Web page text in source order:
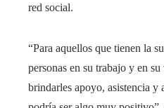
red social.
“Para aquellos que tienen la
personas en su trabajo y en
brindarles apoyo, asistencia y